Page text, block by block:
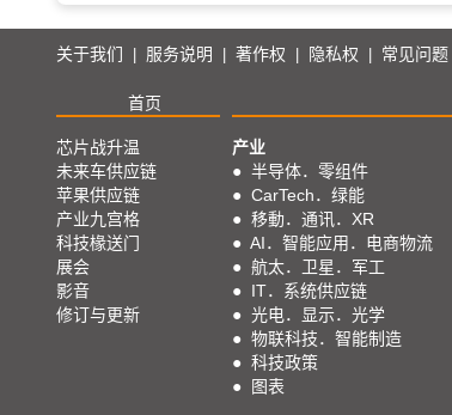
关于我们 服务说明 著作权 隐私权 常见问题
首页
芯片战升温
未来车供应链
苹果供应链
产业九宫格
科技椽送门
展会
影音
修订与更新
产业
● 半导体．零组件
● CarTech．绿能
● 移動．通讯．XR
● AI．智能应用．电商物流
● 航太．卫星．军工
● IT．系统供应链
● 光电．显示．光学
● 物联科技．智能制造
● 科技政策
●
图表